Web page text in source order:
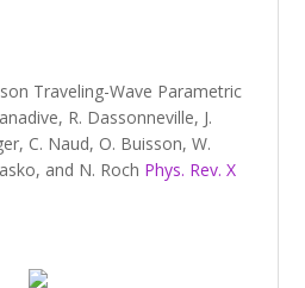
Traveling-Wave Parametric
R. Dassonneville, J.
C. Naud, O. Buisson, W.
and N. Roch Phys. Rev. X